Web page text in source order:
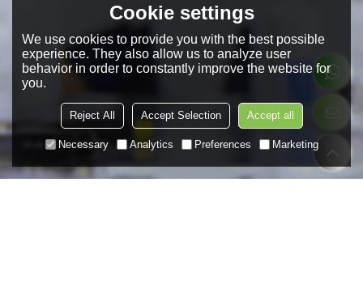
Cookie settings
We use cookies to provide you with the best possible
experience. They also allow us to analyze user
behavior in order to constantly improve the website for
you.
Reject All Accept Selection Accept all
Necessary Analytics Preferences Marketing